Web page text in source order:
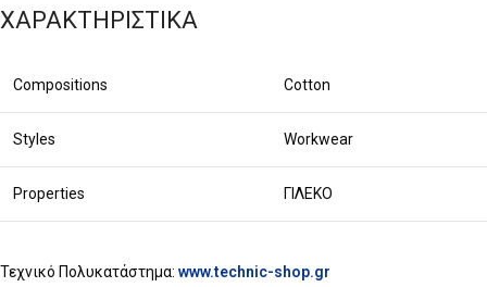
ΧΑΡΑΚΤΗΡΙΣΤΙΚΑ
Compositions Cotton
Styles Workwear
Properties ΓΙΛΕΚΟ
Τεχνικό Πολυκατάστημα: www.technic-shop.gr